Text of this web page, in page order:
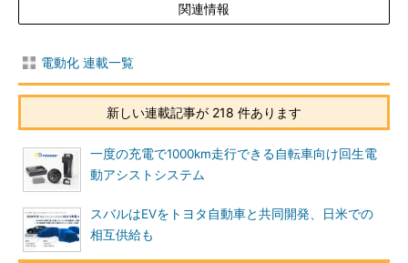
関連情報
電動化 連載一覧
新しい連載記事が 218 件あります
一度の充電で1000km走行できる自転車向け回生電
動アシストシステム
スバルはEVをトヨタ自動車と共同開発、日米での
相互供給も